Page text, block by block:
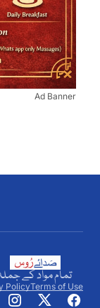
Ad Banner
تمام مواد کے جملہ حقوق ©
Terms of Use
Policy